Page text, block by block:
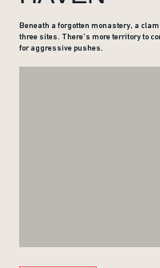
Beneath a forgotten monastery, a
three sites. There’s more territory to
for aggressive pushes.